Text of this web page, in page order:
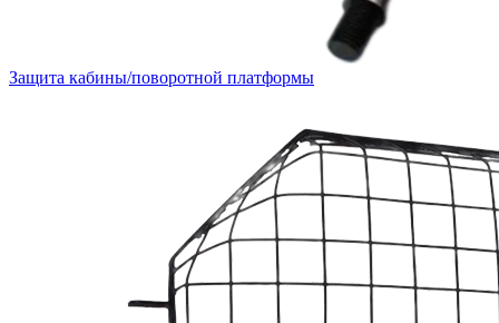
Защита кабины/поворотной платформы